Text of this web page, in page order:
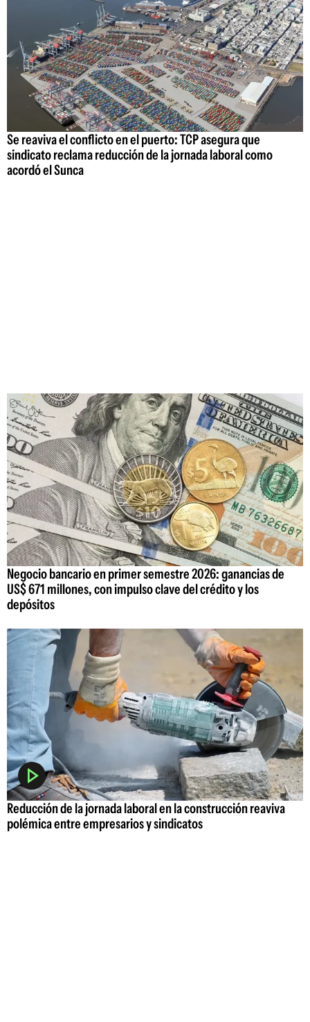
Se reaviva el conflicto en el puerto: TCP asegura que
sindicato reclama reducción de la jornada laboral como
acordó el Sunca
Negocio bancario en primer semestre 2026: ganancias de
US$ 671 millones, con impulso clave del crédito y los
depósitos
Reducción de la jornada laboral en la construcción reaviva
polémica entre empresarios y sindicatos